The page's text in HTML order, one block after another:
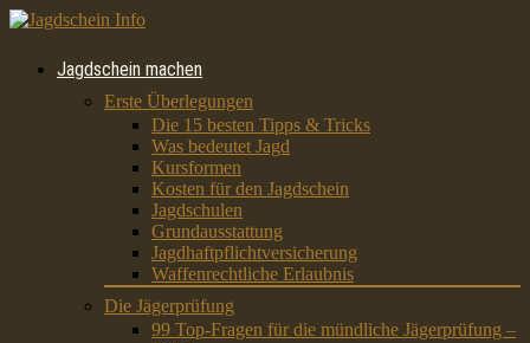
Jagdschein machen
Erste Überlegungen
Die 15 besten Tipps & Tricks
Was bedeutet Jagd
Kursformen
Kosten für den Jagdschein
Jagdschulen
Grundausstattung
Jagdhaftpflichtversicherung
Waffenrechtliche Erlaubnis
Die Jägerprüfung
99 Top-Fragen für die mündliche Jägerprüfung –